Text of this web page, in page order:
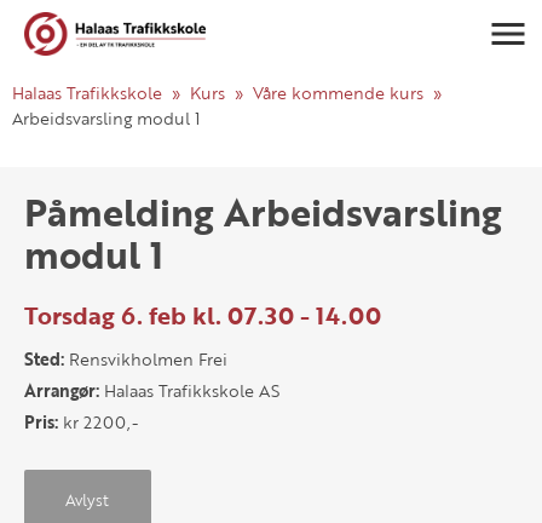
Halaas Trafikkskole Kurs
Våre kommende kurs
Arbeidsvarsling modul 1
Påmelding Arbeidsvarsling
modul 1
Torsdag 6. feb kl. 07.30 - 14.00
Sted: Rensvikholmen Frei
Arrangør: Halaas Trafikkskole AS
Pris: kr 2200,-
Avlyst